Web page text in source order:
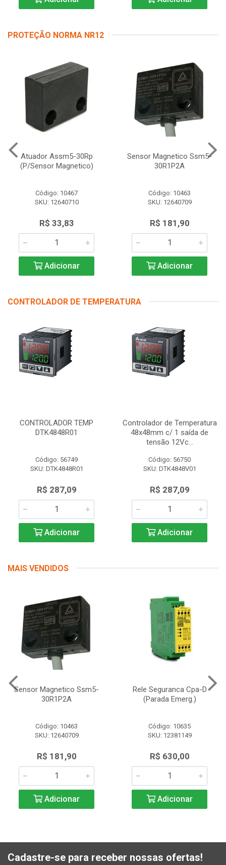
PROTEÇÃO NORMA NR12
Atuador Assm5-30Rp
(P/Sensor Magnetico)
Código: 10467
SKU: 12640710
R$ 33,83
Adicionar
Sensor Magnetico Ssm5-
30R1P2A
Código: 10463
SKU: 12640709
R$ 181,90
Adicionar
CONTROLADOR DE TEMPERATURA
CONTROLADOR TEMP
DTK4848R01
Código: 56749
SKU: DTK4848R01
R$ 287,09
Adicionar
Controlador de Temperatura
48x48mm c/ 1 saída de
tensão 12Vc...
Código: 56750
SKU: DTK4848V01
R$ 287,09
Adicionar
MAIS VENDIDOS
Sensor Magnetico Ssm5-
30R1P2A
Código: 10463
SKU: 12640709
R$ 181,90
Adicionar
Rele Seguranca Cpa-D
(Parada Emerg.)
Código: 10635
SKU: 12381149
R$ 630,00
Adicionar
Cadastre-se para receber nossas ofertas!